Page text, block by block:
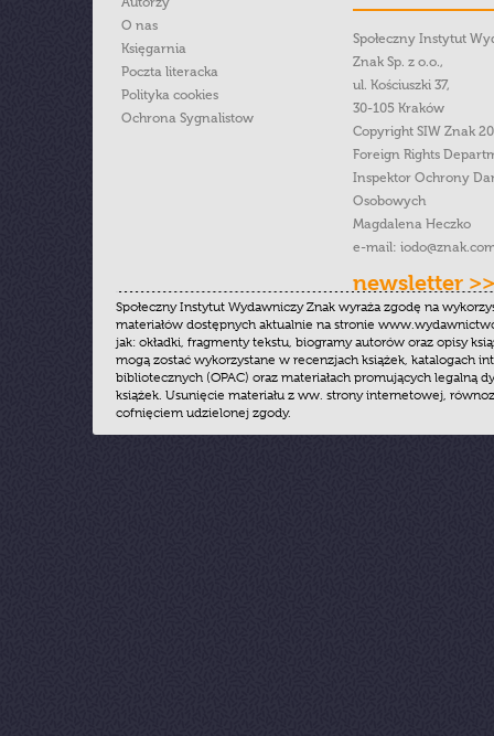
O nas
Księgarnia
Poczta literacka
Polityka cookies
Ochrona Sygnalistow
Społeczny Instytut
Znak Sp. z o.o.,
ul. Kościuszki 37,
30-105 Kraków
Copyright SIW Znak
Foreign Rights
Inspektor Ochrony
Osobowych
Magdalena Heczko
e-mail:
newsletter >>
Społeczny Instytut Wydawniczy Znak wyraża zgodę na
materiałów dostępnych aktualnie na stronie
jak: okładki, fragmenty tekstu, biogramy autorów oraz opisy
mogą zostać wykorzystane w recenzjach książek, katalogach
bibliotecznych (OPAC) oraz materiałach promujących legalną
książek. Usunięcie materiału z ww. strony internetowej,
cofnięciem udzielonej zgody.